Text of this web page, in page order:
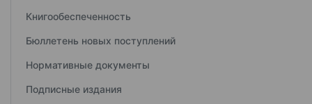
Книгообеспеченность
Бюллетень новых поступлений
Нормативные документы
Подписные издания